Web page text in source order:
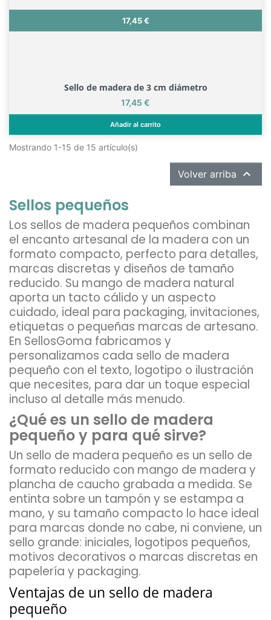
Precio
17,45 €
Sello de madera de 3 cm diámetro
Precio
17,45 €
Añadir al carrito
Mostrando 1-15 de 15 artículo(s)
Volver arriba 
Sellos pequeños
Los sellos de madera pequeños combinan
el encanto artesanal de la madera con un
formato compacto, perfecto para detalles,
marcas discretas y diseños de tamaño
reducido. Su mango de madera natural
aporta un tacto cálido y un aspecto
cuidado, ideal para packaging, invitaciones,
etiquetas o pequeñas marcas de artesano.
En SellosGoma fabricamos y
personalizamos cada sello de madera
pequeño con el texto, logotipo o ilustración
que necesites, para dar un toque especial
incluso al detalle más menudo.
¿Qué es un sello de madera
pequeño y para qué sirve?
Un sello de madera pequeño es un sello de
formato reducido con mango de madera y
plancha de caucho grabada a medida. Se
entinta sobre un tampón y se estampa a
mano, y su tamaño compacto lo hace ideal
para marcas donde no cabe, ni conviene, un
sello grande: iniciales, logotipos pequeños,
motivos decorativos o marcas discretas en
papelería y packaging.
Ventajas de un sello de madera
pequeño